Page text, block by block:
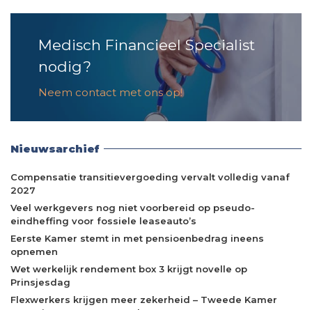
Medisch Financieel Specialist
nodig?
Neem contact met ons op!
Nieuwsarchief
Compensatie transitievergoeding vervalt volledig vanaf
2027
Veel werkgevers nog niet voorbereid op pseudo-
eindheffing voor fossiele leaseauto’s
Eerste Kamer stemt in met pensioenbedrag ineens
opnemen
Wet werkelijk rendement box 3 krijgt novelle op
Prinsjesdag
Flexwerkers krijgen meer zekerheid – Tweede Kamer